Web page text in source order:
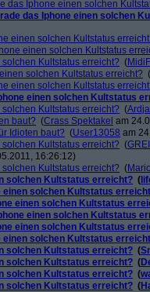
das Iphone einen solchen
das Iphone einen solchen
einen solchen Kultstatus
einen solchen Kultstatus
Kultstatus erreicht? (
solchen Kultstatus erreicht? (
einen solchen Kultstatus
einen solchen Kultstatus
Kultstatus erreicht? (
baut? (Crass Spektakel am
Idioten baut? (User13058 am
Kultstatus erreicht? (
16:26:12)
Kultstatus erreicht? (
solchen Kultstatus erreicht? (
einen solchen Kultstatus
einen solchen Kultstatus
einen solchen Kultstatus
einen solchen Kultstatus
einen solchen Kultstatus
solchen Kultstatus erreicht? (
solchen Kultstatus erreicht? (
solchen Kultstatus erreicht? (
solchen Kultstatus erreicht? (